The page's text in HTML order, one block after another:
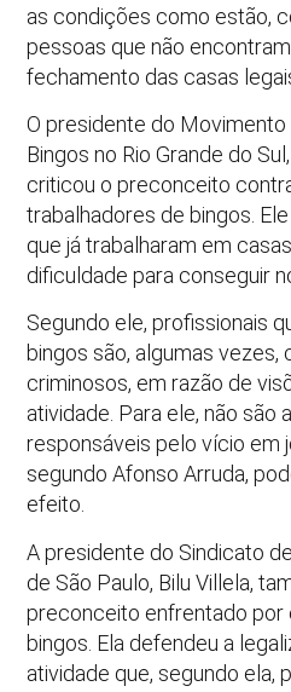
as condições como estão,
pessoas que não
fechamento das casas
O presidente do
Bingos no Rio Grande do
criticou o preconceito
trabalhadores de bingos.
que já trabalharam em
dificuldade para conseguir
Segundo ele, profissionais
bingos são, algumas
criminosos, em razão de
atividade. Para ele, não são
responsáveis pelo vício em
segundo Afonso Arruda,
efeito.
A presidente do Sindicato
de São Paulo, Bilu Villela,
preconceito enfrentado por
bingos. Ela defendeu a
atividade que, segundo ela,